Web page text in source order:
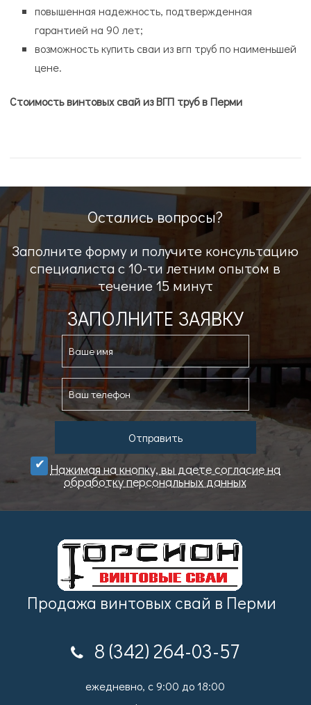
повышенная надежность, подтвержденная
гарантией на 90 лет;
возможность купить сваи из вгп труб по наименьшей
цене.
Стоимость винтовых свай из ВГП труб в Перми
Остались вопросы?
Заполните форму и получите консультацию
специалиста с 10-ти летним опытом в
течение 15 минут
ЗАПОЛНИТЕ ЗАЯВКУ
Отправить
Нажимая на кнопку, вы даете cогласие на
обработку персональных данных
Продажа винтовых свай в Перми
8 (342) 264-03-57
ежедневно, с 9:00 до 18:00